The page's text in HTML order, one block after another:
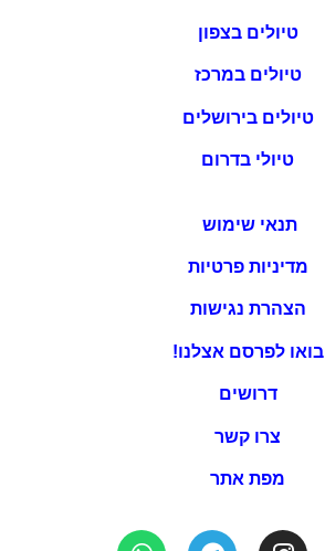
טיולים בצפון
טיולים במרכז
טיולים בירושלים
טיולי בדרום
תנאי שימוש
מדיניות פרטיות
הצהרת נגישות
בואו לפרסם אצלנו!
דרושים
צרו קשר
מפת אתר